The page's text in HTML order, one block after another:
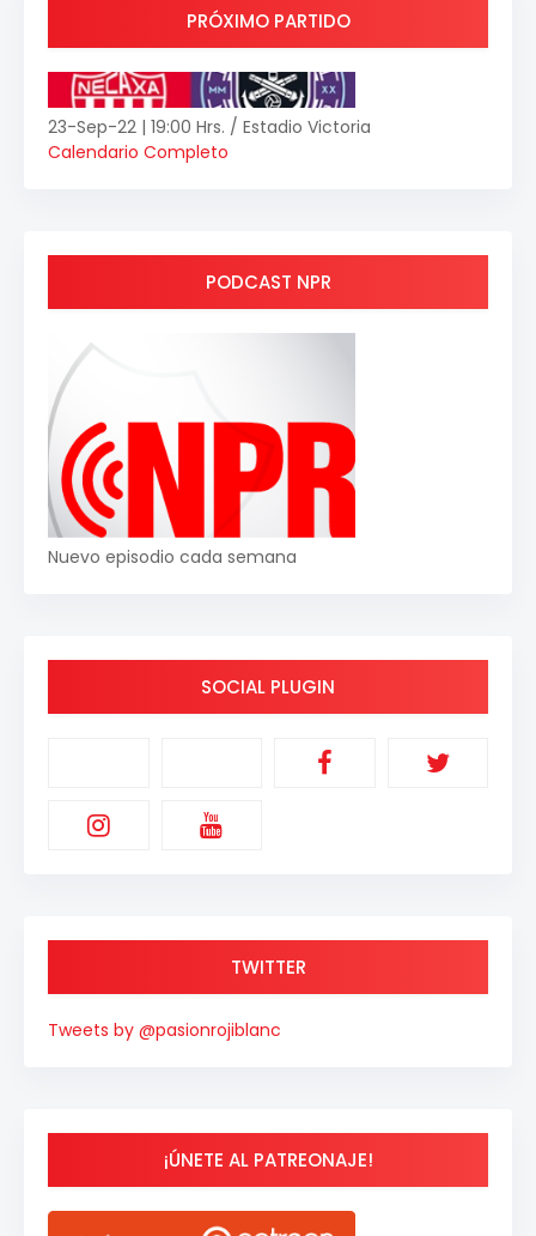
PRÓXIMO PARTIDO
23-Sep-22 | 19:00 Hrs. / Estadio Victoria
Calendario Completo
PODCAST NPR
Nuevo episodio cada semana
SOCIAL PLUGIN
TWITTER
Tweets by @pasionrojiblanc
¡ÚNETE AL PATREONAJE!